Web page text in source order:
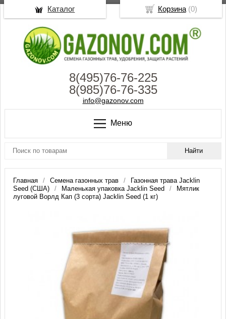
8(495)76-76-225
8(985)76-76-335
info@gazonov.com
Меню
Главная Семена газонных трав
Газонная трава Jacklin
Seed (США)
Маленькая упаковка Jacklin Seed
Мятлик
луговой Ворлд Кап (3 сорта) Jacklin Seed (1 кг)
Корзина(0)
Каталог